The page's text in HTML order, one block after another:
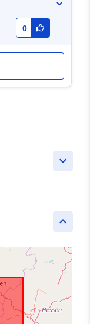
0
keyboard_arrow_down
keyboard_arrow_up